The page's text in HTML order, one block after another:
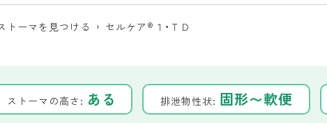
トーマを見つける セルケア ® １・ＴＤ
ストーマの高さ: ある 排泄物性状: 固形〜軟便